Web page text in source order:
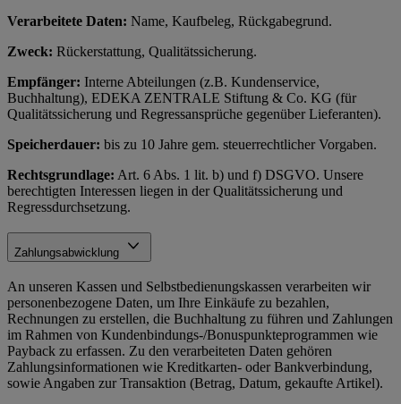
Verarbeitete Daten: Name, Kaufbeleg, Rückgabegrund.
Zweck: Rückerstattung, Qualitätssicherung.
Empfänger: Interne Abteilungen (z.B. Kundenservice,
Buchhaltung), EDEKA ZENTRALE Stiftung & Co. KG (für
Qualitätssicherung und Regressansprüche gegenüber Lieferanten).
Speicherdauer: bis zu 10 Jahre gem. steuerrechtlicher Vorgaben.
Rechtsgrundlage: Art. 6 Abs. 1 lit. b) und f) DSGVO. Unsere
berechtigten Interessen liegen in der Qualitätssicherung und
Regressdurchsetzung.
Zahlungsabwicklung
An unseren Kassen und Selbstbedienungskassen verarbeiten wir
personenbezogene Daten, um Ihre Einkäufe zu bezahlen,
Rechnungen zu erstellen, die Buchhaltung zu führen und Zahlungen
im Rahmen von Kundenbindungs-/Bonuspunkteprogrammen wie
Payback zu erfassen. Zu den verarbeiteten Daten gehören
Zahlungsinformationen wie Kreditkarten- oder Bankverbindung,
sowie Angaben zur Transaktion (Betrag, Datum, gekaufte Artikel).